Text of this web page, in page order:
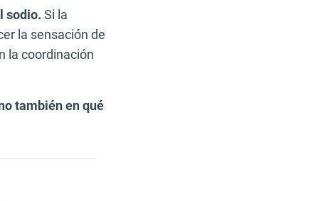
sodio. Si la
la sensación de
la coordinación
también en qué